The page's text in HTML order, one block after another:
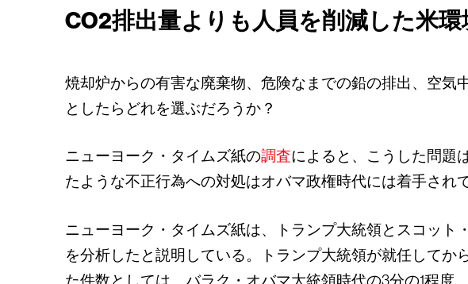
CO2排出量よりも人員を削減した米
焼却炉からの有害な廃棄物、危険なまでの鉛の排出、空気
としたらどれを選ぶだろうか？
ニューヨーク・タイムズ紙の調査によると、こうした問題
たような不正行為への対処はオバマ政権時代には着手され
ニューヨーク・タイムズ紙は、トランプ大統領とスコット
を分析したと説明している。トランプ大統領が就任してか
た件数としては、バラク・オバマ大統領時代の3分の1程度